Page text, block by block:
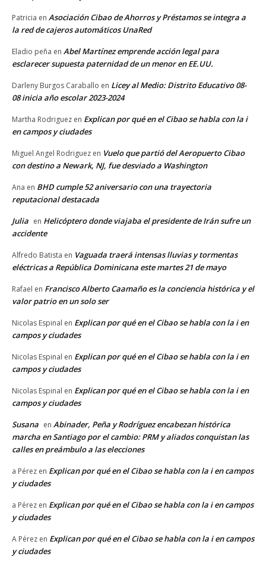
Patricia en Asociación Cibao de Ahorros y Préstamos se integra a
la red de cajeros automáticos UnaRed
Eladio peña en Abel Martínez emprende acción legal para
esclarecer supuesta paternidad de un menor en EE.UU.
Darleny Burgos Caraballo en Licey al Medio: Distrito Educativo 08-
08 inicia año escolar 2023-2024
Martha Rodriguez en Explican por qué en el Cibao se habla con la i
en campos y ciudades
Miguel Angel Rodriguez en Vuelo que partió del Aeropuerto Cibao
con destino a Newark, NJ, fue desviado a Washington
Ana en BHD cumple 52 aniversario con una trayectoria
reputacional destacada
Julia en Helicóptero donde viajaba el presidente de Irán sufre un
accidente
Alfredo Batista en Vaguada traerá intensas lluvias y tormentas
eléctricas a República Dominicana este martes 21 de mayo
Rafael en Francisco Alberto Caamaño es la conciencia histórica y el
valor patrio en un solo ser
Nicolas Espinal en Explican por qué en el Cibao se habla con la i en
campos y ciudades
Nicolas Espinal en Explican por qué en el Cibao se habla con la i en
campos y ciudades
Nicolas Espinal en Explican por qué en el Cibao se habla con la i en
campos y ciudades
Susana en Abinader, Peña y Rodríguez encabezan histórica
marcha en Santiago por el cambio: PRM y aliados conquistan las
calles en preámbulo a las elecciones
a Pérez en Explican por qué en el Cibao se habla con la i en campos
y ciudades
a Pérez en Explican por qué en el Cibao se habla con la i en campos
y ciudades
A Pérez en Explican por qué en el Cibao se habla con la i en campos
y ciudades